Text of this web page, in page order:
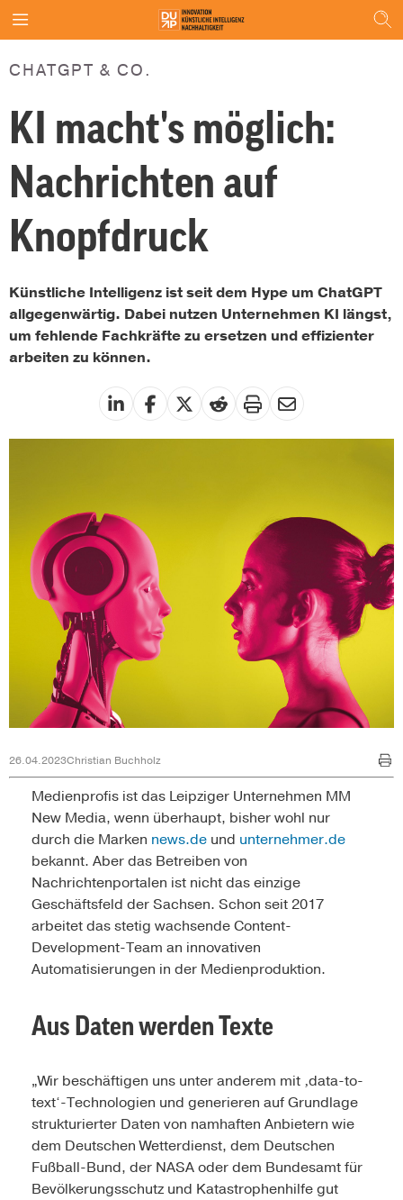
CHATGPT & CO.
KI macht's möglich:
Nachrichten auf
Knopfdruck
Künstliche Intelligenz ist seit dem Hype um ChatGPT
allgegenwärtig. Dabei nutzen Unternehmen KI längst,
um fehlende Fachkräfte zu ersetzen und effizienter
arbeiten zu können.
26.04.2023Christian Buchholz
Medienprofis ist das Leipziger Unternehmen MM
New Media, wenn überhaupt, bisher wohl nur
durch die Marken news.de und unternehmer.de
bekannt. Aber das Betreiben von
Nachrichtenportalen ist nicht das einzige
Geschäftsfeld der Sachsen. Schon seit 2017
arbeitet das stetig wachsende Content-
Development-Team an innovativen
Automatisierungen in der Medienproduktion.
Aus Daten werden Texte
„Wir beschäftigen uns unter anderem mit ‚data-to-
text‘-Technologien und generieren auf Grundlage
strukturierter Daten von namhaften Anbietern wie
dem Deutschen Wetterdienst, dem Deutschen
Fußball-Bund, der NASA oder dem Bundesamt für
Bevölkerungsschutz und Katastrophenhilfe gut